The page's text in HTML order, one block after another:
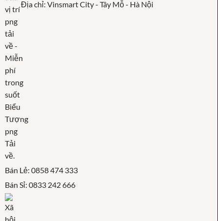
Địa chỉ: Vinsmart City - Tây Mỗ - Hà Nội
Bán Lẻ: 0858 474 333
Bán Sỉ: 0833 242 666